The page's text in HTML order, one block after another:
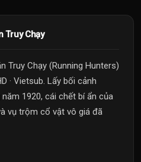
Truy Chạy
Truy Chạy (Running Hunters)
· Vietsub. Lấy bối cảnh
1920, cái chết bí ẩn của
vụ trộm cổ vật vô giá đã